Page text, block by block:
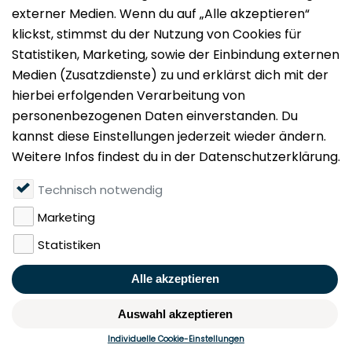
Impressum
Datenschutz
Nutzungsbedingungen
Mieten
Vermieten
Über uns
Presse
Geldwäschegesetz
Rufen Sie uns gerne an:
+49 (0)40 349 14 194